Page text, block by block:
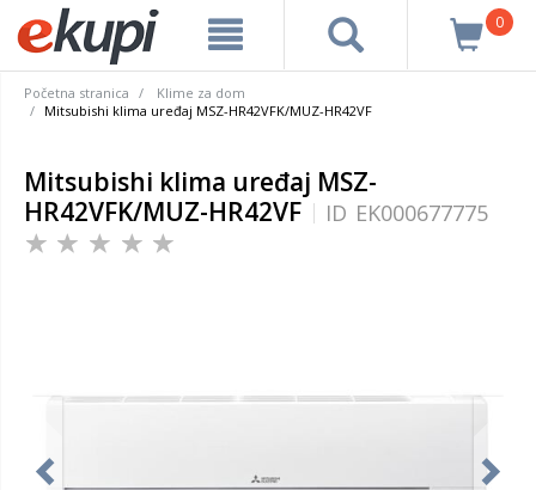
0
Početna stranica
Klime za dom
Mitsubishi klima uređaj MSZ-HR42VFK/MUZ-HR42VF
Mitsubishi klima uređaj MSZ-
HR42VFK/MUZ-HR42VF
ID EK000677775